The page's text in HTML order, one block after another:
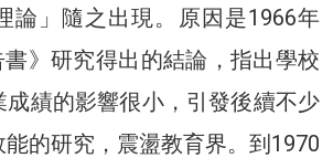
論」隨之出現。原因是1966年
書》研究得出的結論，指出學校
成績的影響很小，引發後續不少
的研究，震盪教育界。到1970